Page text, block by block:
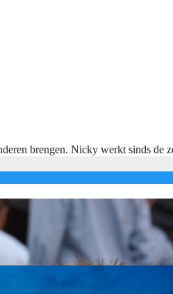
brengen. Nicky werkt sinds de